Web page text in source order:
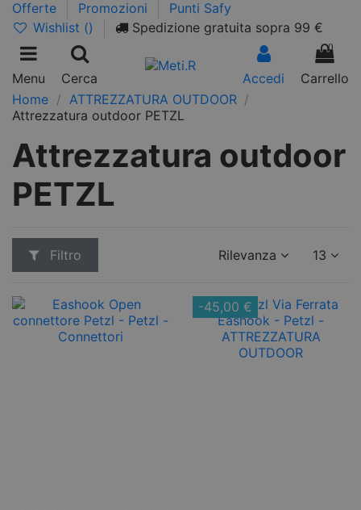
Offerte Promozioni
Punti Safy
Wishlist () Spedizione gratuita sopra 99 €
Menu Cerca Accedi
0
Carrello
Home
ATTREZZATURA OUTDOOR
Attrezzatura outdoor PETZL
Attrezzatura outdoor
PETZL
Filtro Rilevanza 13
-45,00 €